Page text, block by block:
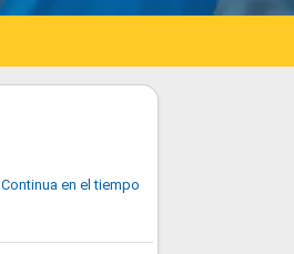
Continua en el tiempo